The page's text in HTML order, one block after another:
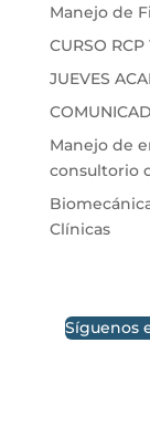
Manejo de
CURSO RCP
JUEVES
Manejo de
consultorio
Clínicas
Síguenos